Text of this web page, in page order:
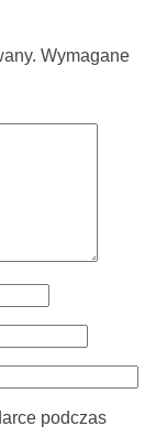
Wymagane
podczas